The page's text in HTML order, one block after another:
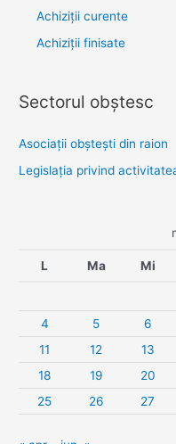
Achiziții curente
Achiziții finisate
Sectorul obştesc
Asociaţii obşteşti din raion
Legislaţia privind
L Ma Mi
4
5 6
11
12 13
18
19 20
25
26 27